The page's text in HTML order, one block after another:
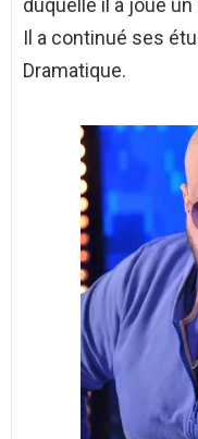
Il a continué ses
Dramatique.